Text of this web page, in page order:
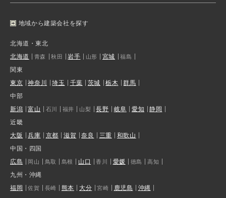
地域から建築会社を探す
北海道・東北
北海道
青森 秋田 岩手 山形 宮城 福島
関東
東京
神奈川 埼玉 千葉 茨城 栃木
群馬
中部
新潟
富山 石川 福井 山梨 長野 岐阜 愛知
静岡
近畿
大阪
兵庫 京都 滋賀 奈良 三重
和歌山
中国・四国
広島
岡山 鳥取 島根 山口 香川 愛媛 徳島 高知
九州・沖縄
福岡
佐賀 長崎 熊本 大分 宮崎 鹿児島 沖縄